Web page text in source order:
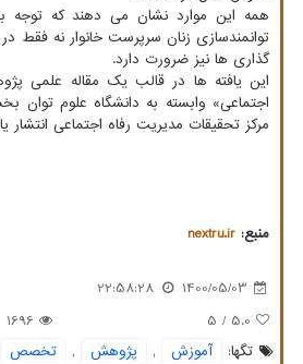
همه این موارد نشان می دهند که توجه
توانمندسازی زنان سرپرست خانوار نه فقط
گذاری ها نیز ضرورت دارد.
این یافته ها در قالب یک مقاله علمی
اجتماعی» وابسته به دانشگاه علوم
مرکز تحقیقات مدیریت رفاه اجتماعی انتشار
منبع: nextru.ir
1400/05/03
22:58:28
5.0
/ 5
1696
تگها:
آموزش , پژوهش , تخصص